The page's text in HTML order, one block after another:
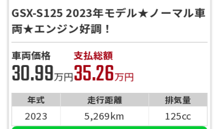
GSX-S125 2023年モデル★ノーマル車
両★エンジン好調！
車両価格
30.99万円
支払総額
35.26万円
年式 走行距離 排気量
2023 5,269km 125cc